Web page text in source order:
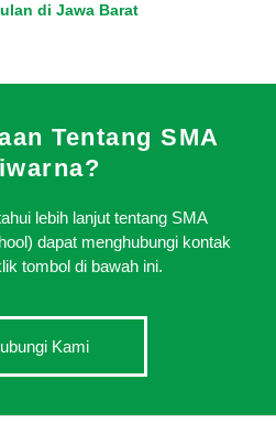
di Jawa Barat
Tentang SMA
lebih lanjut tentang SMA
dapat menghubungi kontak
tombol di bawah ini.
Kami